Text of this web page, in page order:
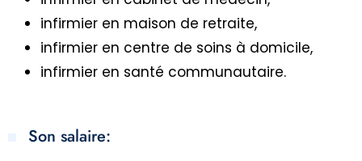
infirmier en maison de retraite,
infirmier en centre de soins à domicile,
infirmier en santé communautaire.
Son salaire: